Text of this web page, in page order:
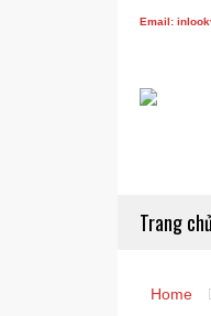
Email:
Trang chủ
Home